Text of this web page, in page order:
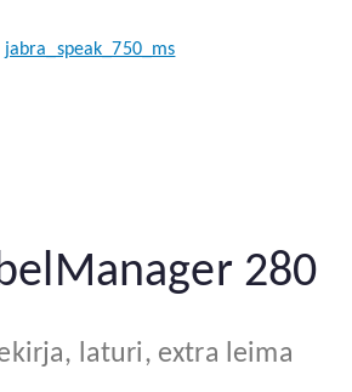
280
laturi, extra leima